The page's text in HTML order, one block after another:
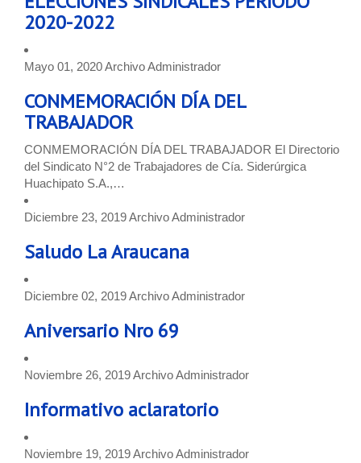
2020-2022
Mayo 01, 2020ArchivoAdministrador
CONMEMORACIÓN DÍA DEL
TRABAJADOR
CONMEMORACIÓN DÍA DEL TRABAJADOR El Directorio
del Sindicato N°2 de Trabajadores de Cía. Siderúrgica
Huachipato S.A.,…
Diciembre 23, 2019ArchivoAdministrador
Saludo La Araucana
Diciembre 02, 2019ArchivoAdministrador
Aniversario Nro 69
Noviembre 26, 2019ArchivoAdministrador
Informativo aclaratorio
Noviembre 19, 2019ArchivoAdministrador